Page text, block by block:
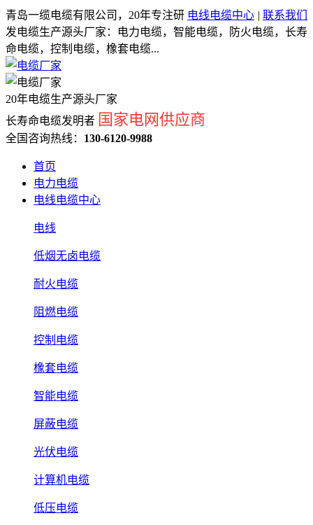
电线电缆中心 | 联系我们
青岛一缆电缆有限公司，20年专注研
发电缆生产源头厂家：电力电缆，智能电缆，防火电缆，长寿
命电缆，控制电缆，橡套电缆...
20年电缆生产源头厂家
长寿命电缆发明者 国家电网供应商
全国咨询热线： 130-6120-9988
首页
电力电缆
电线电缆中心
电线
低烟无卤电缆
耐火电缆
阻燃电缆
控制电缆
橡套电缆
智能电缆
屏蔽电缆
光伏电缆
计算机电缆
低压电缆